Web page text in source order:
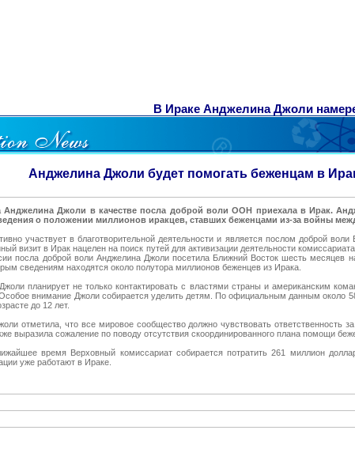
В Ираке Анджелина Джоли
Анджелина Джоли будет помогать беженцам в
Анджелина Джоли в качестве посла доброй воли ООН приехала в Ирак.
о положении миллионов иракцев, ставших беженцами из-за войны
участвует в благотворительной деятельности и является послом доброй
визит в Ирак нацелен на поиск путей для активизации деятельности
посла доброй воли Анджелина Джоли посетила Ближний Восток шесть месяцев
сведениям находятся около полутора миллионов беженцев из Ирака.
планирует не только контактировать с властями страны и американским
внимание Джоли собирается уделить детям. По официальным данным около
до 12 лет.
отметила, что все мировое сообщество должно чувствовать ответственность
выразила сожаление по поводу отсутствия скоординированного плана помощи
время Верховный комиссариат собирается потратить 261 миллион
уже работают в Ираке.